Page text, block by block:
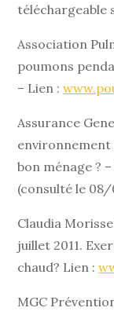
téléchargeable
Association
poumons
– Lien :
Assurance
environnement
bon ménage ?
(consulté le
Claudia
juillet 2011.
chaud? Lien :
MGC